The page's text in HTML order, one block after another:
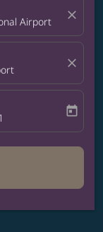
Airport close
close
date-aria-label
today